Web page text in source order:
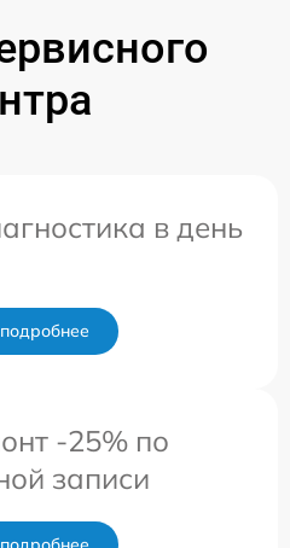
в день
-25% по
записи